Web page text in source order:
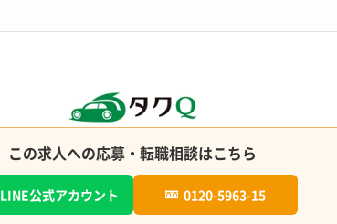
この求人への応募・転職相談はこちら
LINE公式アカウント 0120-5963-15